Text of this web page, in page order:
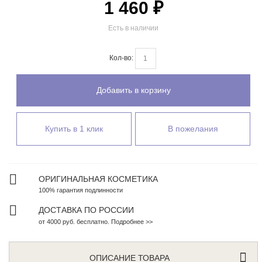
Есть в наличии
1 460 ₽
Кол-во:
Добавить в корзину
Купить в 1 клик В пожелания
ОРИГИНАЛЬНАЯ КОСМЕТИКА
100% гарантия подлинности
ДОСТАВКА ПО РОССИИ
от 4000 руб. бесплатно. Подробнее >>
ОПИСАНИЕ ТОВАРА